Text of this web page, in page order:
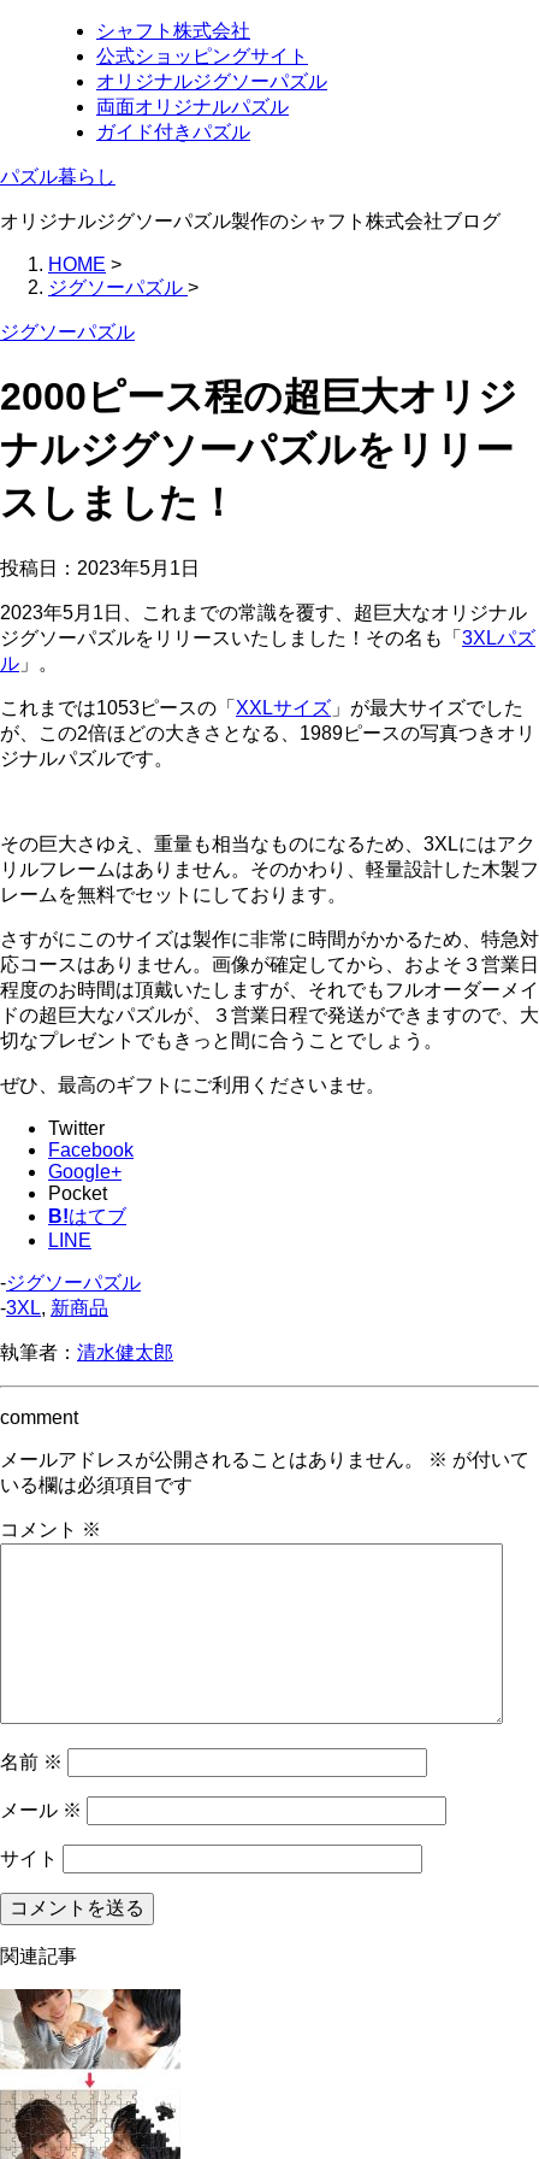
シャフト株式会社
公式ショッピングサイト
オリジナルジグソーパズル
両面オリジナルパズル
ガイド付きパズル
パズル暮らし
オリジナルジグソーパズル製作のシャフト株式会社ブログ
HOME >
ジグソーパズル >
ジグソーパズル
2000ピース程の超巨大オリジ
ナルジグソーパズルをリリー
スしました！
投稿日： 2023年5月1日
2023年5月1日、これまでの常識を覆す、超巨大なオリジナル
ジグソーパズルをリリースいたしました！その名も「 3XLパズ
ル 」。
これまでは1053ピースの「 XXLサイズ 」が最大サイズでした
が、この2倍ほどの大きさとなる、1989ピースの写真つきオリ
ジナルパズルです。
その巨大さゆえ、重量も相当なものになるため、3XLにはアク
リルフレームはありません。そのかわり、軽量設計した木製フ
レームを無料でセットにしております。
さすがにこのサイズは製作に非常に時間がかかるため、特急対
応コースはありません。画像が確定してから、およそ３営業日
程度のお時間は頂戴いたしますが、それでもフルオーダーメイ
ドの超巨大なパズルが、３営業日程で発送ができますので、大
切なプレゼントでもきっと間に合うことでしょう。
ぜひ、最高のギフトにご利用くださいませ。
Twitter
Facebook
Google+
Pocket
B!はてブ
LINE
-ジグソーパズル
-3XL, 新商品
執筆者： 清水健太郎
comment
メールアドレスが公開されることはありません。 ※ が付いて
いる欄は必須項目です
コメント ※
名前 ※
メール ※
サイト
関連記事